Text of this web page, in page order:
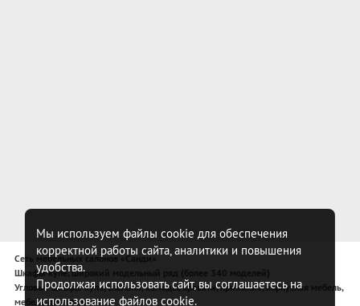
Сеть мебельных салонов «Санди»
Шкафы-купе, широкий модельный ряд (более 340 моделей)
Угловые шкафы-купе, спальни, комоды, кровати, прихожие, корпусная мебель,
мебель для спальни
Мы используем файлы cookie для обеспечения
корректной работы сайта, аналитики и повышения
удобства.
Продолжая использовать сайт, вы соглашаетесь на
использование файлов cookie.